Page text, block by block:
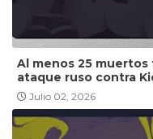
Al menos 25
ataque ruso contra
Julio 02, 2026